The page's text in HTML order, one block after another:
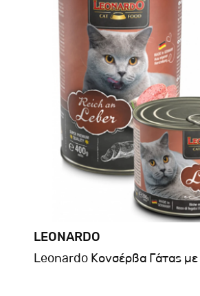
LEONARDO
Leonardo Κονσέρβα Γάτας